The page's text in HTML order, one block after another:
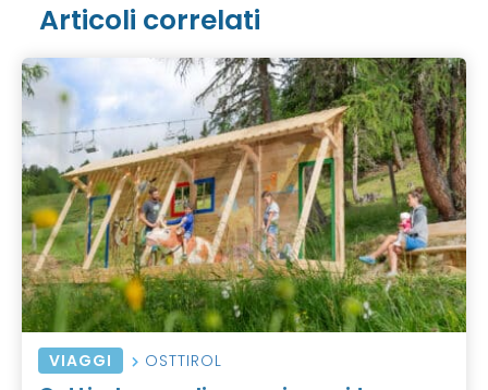
Articoli correlati
VIAGGI OSTTIROL